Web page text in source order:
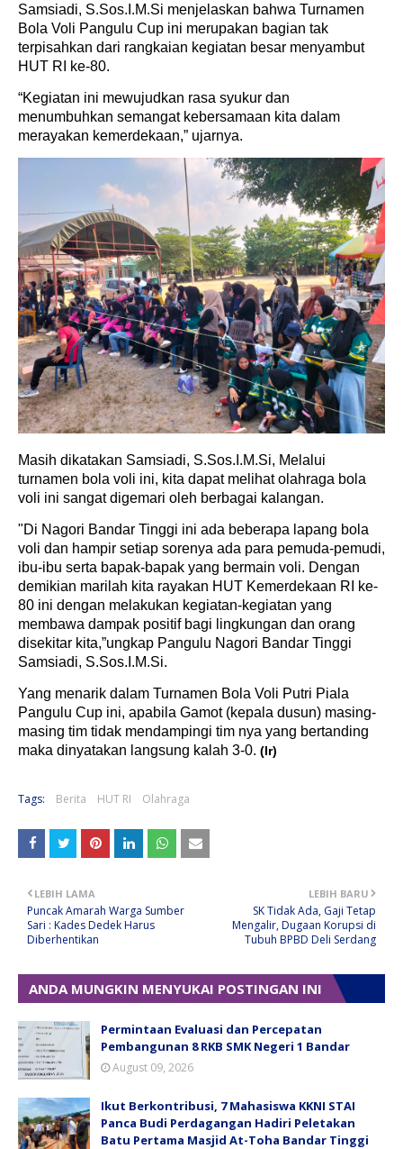
Samsiadi, S.Sos.I.M.Si menjelaskan bahwa Turnamen
Bola Voli Pangulu Cup ini merupakan bagian tak
terpisahkan dari rangkaian kegiatan besar menyambut
HUT RI ke-80.
“Kegiatan ini mewujudkan rasa syukur dan
menumbuhkan semangat kebersamaan kita dalam
merayakan kemerdekaan,” ujarnya.
Masih dikatakan Samsiadi, S.Sos.I.M.Si, Melalui
turnamen bola voli ini, kita dapat melihat olahraga bola
voli ini sangat digemari oleh berbagai kalangan.
"Di Nagori Bandar Tinggi ini ada beberapa lapang bola
voli dan hampir setiap sorenya ada para pemuda-pemudi,
ibu-ibu serta bapak-bapak yang bermain voli. Dengan
demikian marilah kita rayakan HUT Kemerdekaan RI ke-
80 ini dengan melakukan kegiatan-kegiatan yang
membawa dampak positif bagi lingkungan dan orang
disekitar kita,”ungkap Pangulu Nagori Bandar Tinggi
Samsiadi, S.Sos.I.M.Si.
Yang menarik dalam Turnamen Bola Voli Putri Piala
Pangulu Cup ini, apabila Gamot (kepala dusun) masing-
masing tim tidak mendampingi tim nya yang bertanding
maka dinyatakan langsung kalah 3-0. (Ir)
Tags: Berita HUT RI Olahraga
LEBIH BARU
SK Tidak Ada, Gaji Tetap
Mengalir, Dugaan Korupsi di
Tubuh BPBD Deli Serdang
LEBIH LAMA
Puncak Amarah Warga Sumber
Sari : Kades Dedek Harus
Diberhentikan
ANDA MUNGKIN MENYUKAI POSTINGAN INI
Permintaan Evaluasi dan Percepatan
Pembangunan 8 RKB SMK Negeri 1 Bandar
August 09, 2026
Ikut Berkontribusi, 7 Mahasiswa KKNI STAI
Panca Budi Perdagangan Hadiri Peletakan
Batu Pertama Masjid At-Toha Bandar Tinggi